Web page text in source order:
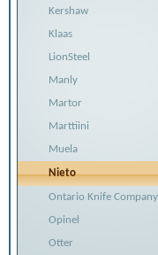
Kershaw
Klaas
LionSteel
Manly
Martor
Marttiini
Muela
Nieto
Ontario Knife Company
Opinel
Otter